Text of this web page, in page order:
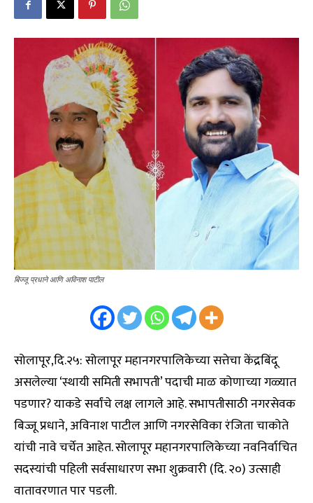
बिज्जू प्रधाने आणि अविनाश पाटील
सोलापूर,दि.२५: सोलापूर महानगरपालिकेच्या सत्तेचा केंद्रबिंदू
असलेल्या ‘स्थायी समिती सभापती’ पदाची माळ कोणाच्या गळ्यात
पडणार? याकडे सर्वांचे लक्ष लागले आहे. सभापतीसाठी नगरसेवक
बिज्जू प्रधाने, अविनाश पाटील आणि नगरसेविका रंजिता चाकोते
यांची नावे चर्चेत आहेत. सोलापूर महानगरपालिकेच्या नवनिर्वाचित
सदस्यांची पहिली सर्वसाधारण सभा शुक्रवारी (दि. २०) उत्साही
वातावरणात पार पडली.